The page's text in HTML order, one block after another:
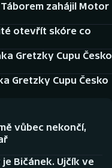
zahájil Motor
otevřít skóre co
Gretzky Cupu Česko
Gretzky Cupu Česko
vůbec nekončí,
Bičánek. Ujčík ve